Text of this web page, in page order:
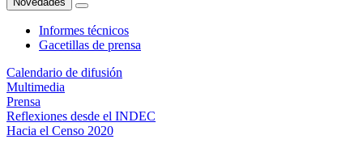
Informes técnicos
Gacetillas de prensa
Calendario de difusión
Multimedia
Prensa
Reflexiones desde el INDEC
Hacia el Censo 2020